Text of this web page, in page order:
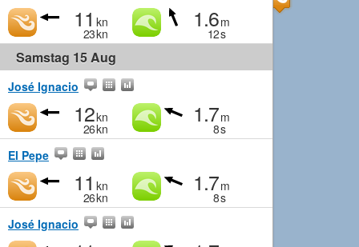
11 kn
23kn
1.6m
12s
Samstag 15 Aug
José Ignacio
12kn
26kn
1.7m
8s
El Pepe
11 kn
26kn
1.7m
8s
José Ignacio